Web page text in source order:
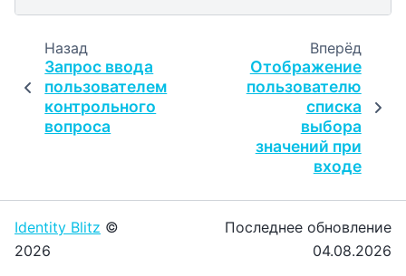
Назад
Запрос ввода
пользователем
контрольного
вопроса
Вперёд
Отображение
пользователю
списка
выбора
значений при
входе
Identity Blitz ©
2026
Последнее обновление
04.08.2026